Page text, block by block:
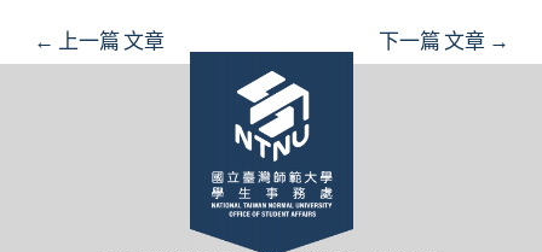
Post
← 上一篇 文章 下一篇 文章 →